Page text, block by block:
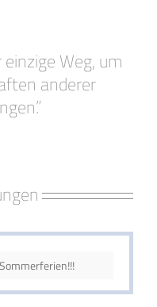
Weg, um
anderer
Sommerferien!!!